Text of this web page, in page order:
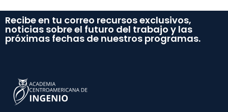
Recibe en tu correo recursos exclusivos,
noticias sobre el futuro del trabajo y las
próximas fechas de nuestros programas.